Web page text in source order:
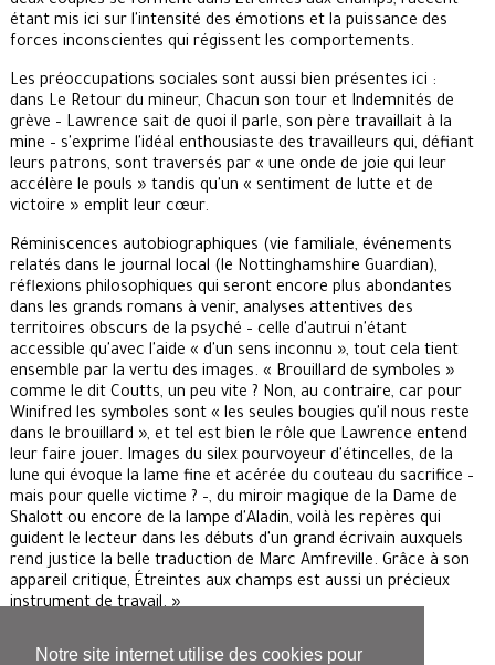
Notre site internet utilise des cookies pour
étant mis ici sur l'intensité des émotions et la puissance des
forces inconscientes qui régissent les comportements.
Les préoccupations sociales sont aussi bien présentes ici :
dans Le Retour du mineur, Chacun son tour et Indemnités de
grève – Lawrence sait de quoi il parle, son père travaillait à la
mine – s'exprime l'idéal enthousiaste des travailleurs qui, défiant
leurs patrons, sont traversés par « une onde de joie qui leur
accélère le pouls » tandis qu'un « sentiment de lutte et de
victoire » emplit leur cœur.
Réminiscences autobiographiques (vie familiale, événements
relatés dans le journal local (le Nottinghamshire Guardian),
réflexions philosophiques qui seront encore plus abondantes
dans les grands romans à venir, analyses attentives des
territoires obscurs de la psyché – celle d'autrui n'étant
accessible qu'avec l'aide « d'un sens inconnu », tout cela tient
ensemble par la vertu des images. « Brouillard de symboles »
comme le dit Coutts, un peu vite ? Non, au contraire, car pour
Winifred les symboles sont « les seules bougies qu'il nous reste
dans le brouillard », et tel est bien le rôle que Lawrence entend
leur faire jouer. Images du silex pourvoyeur d'étincelles, de la
lune qui évoque la lame fine et acérée du couteau du sacrifice –
mais pour quelle victime ? –, du miroir magique de la Dame de
Shalott ou encore de la lampe d'Aladin, voilà les repères qui
guident le lecteur dans les débuts d'un grand écrivain auxquels
rend justice la belle traduction de Marc Amfreville. Grâce à son
appareil critique, Étreintes aux champs est aussi un précieux
instrument de travail. »